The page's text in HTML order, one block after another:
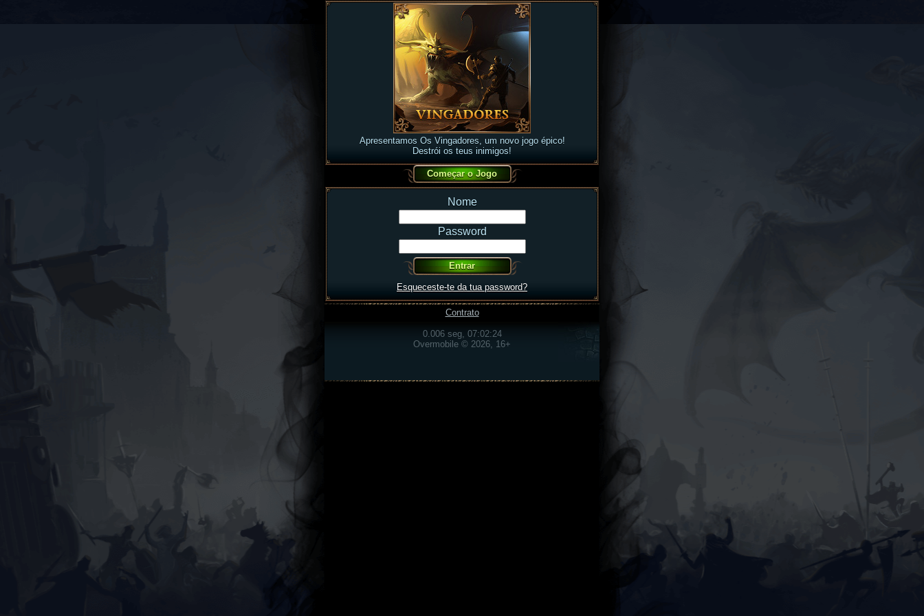
Apresentamos Os Vingadores, um novo jogo épico!
Destrói os teus inimigos!
Nome
Password
Esqueceste-te da tua password?
Contrato
0.006 seg, 07:02:24
Overmobile © 2026, 16+